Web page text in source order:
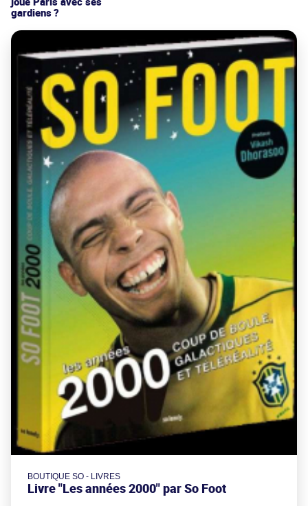
gardiens ?
BOUTIQUE SO - LIVRES
Livre "Les années 2000" par So Foot